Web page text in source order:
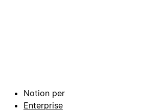
Notion per
Enterprise